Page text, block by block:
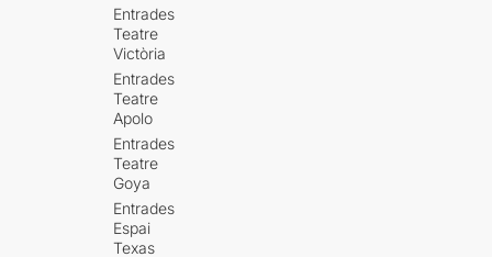
Entrades
Teatre
Victòria
Entrades
Teatre
Apolo
Entrades
Teatre
Goya
Entrades
Espai
Texas